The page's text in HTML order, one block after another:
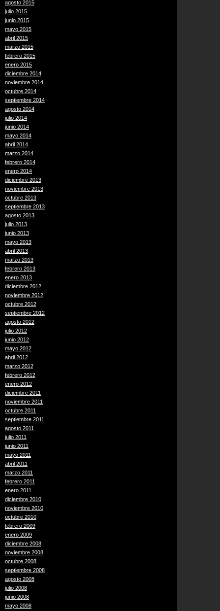
agosto 2015
julio 2015
junio 2015
mayo 2015
abril 2015
marzo 2015
febrero 2015
enero 2015
diciembre 2014
noviembre 2014
octubre 2014
septiembre 2014
agosto 2014
julio 2014
junio 2014
mayo 2014
abril 2014
marzo 2014
febrero 2014
enero 2014
diciembre 2013
noviembre 2013
octubre 2013
septiembre 2013
agosto 2013
julio 2013
junio 2013
mayo 2013
abril 2013
marzo 2013
febrero 2013
enero 2013
diciembre 2012
noviembre 2012
octubre 2012
septiembre 2012
agosto 2012
julio 2012
junio 2012
mayo 2012
abril 2012
marzo 2012
febrero 2012
enero 2012
diciembre 2011
noviembre 2011
octubre 2011
septiembre 2011
agosto 2011
julio 2011
junio 2011
mayo 2011
abril 2011
marzo 2011
febrero 2011
enero 2011
diciembre 2010
noviembre 2010
octubre 2010
febrero 2009
enero 2009
diciembre 2008
noviembre 2008
octubre 2008
septiembre 2008
agosto 2008
julio 2008
junio 2008
mayo 2008